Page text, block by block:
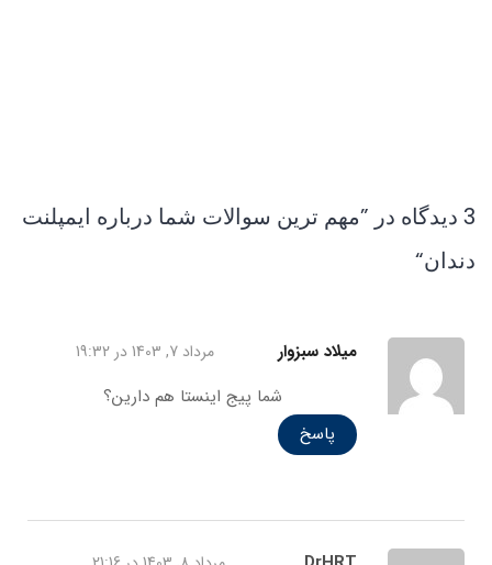
3 دیدگاه در ”
مهم ترین سوالات شما درباره ایمپلنت
دندان“
میلاد سبزوار مرداد 7, 1403 در 19:32
شما پیج اینستا هم دارین؟
پاسخ